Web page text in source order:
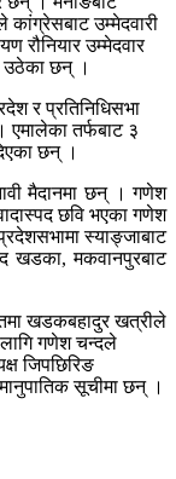
कांग्रेसबाट उम्मेदवारी
रौनियार उम्मेदवार
उठेका छन् ।
र प्रतिनिधिसभा
एमालेका तर्फबाट ३
छन् ।
मैदानमा छन् । गणेश
छवि भएका गणेश
स्याङ्जाबाट
खडका, मकवानपुरबाट
खडकबहादुर खत्रीले
गणेश चन्दले
जिपछिरिङ
सूचीमा छन् ।